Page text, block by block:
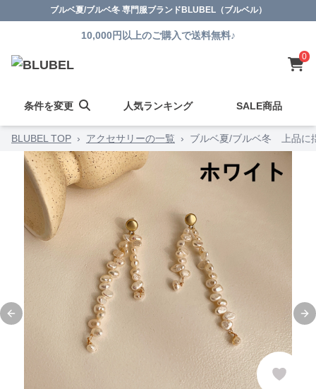
ブルベ夏/ブルベ冬 専門服ブランドBLUBEL（ブルベル）
10,000円以上のご購入で送料無料♪
0
条件を変更 人気ランキング SALE商品
BLUBEL TOP › アクセサリーの一覧 › ブルベ夏/ブルベ冬 上品に
Previous slide